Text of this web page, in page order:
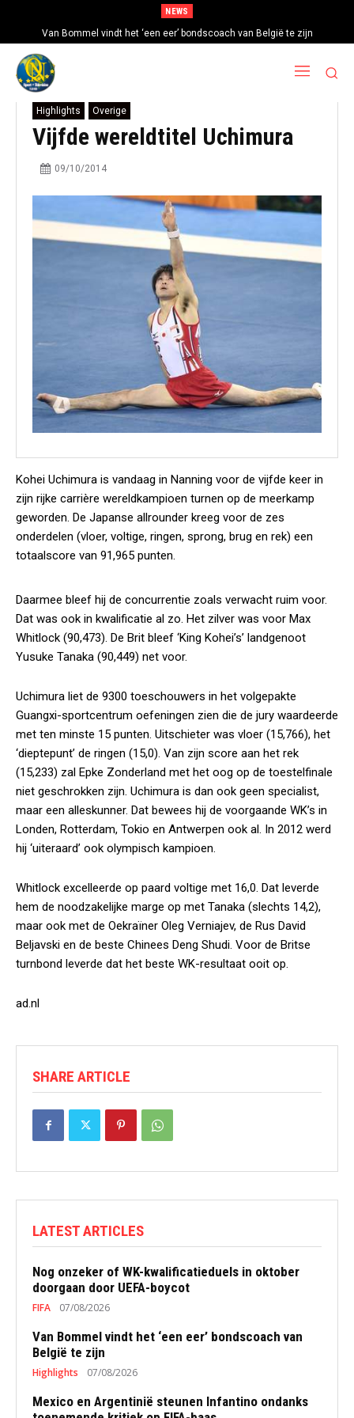
NEWS
Van Bommel vindt het ‘een eer’ bondscoach van België te zijn
Highlights Overige
Vijfde wereldtitel Uchimura
09/10/2014
Kohei Uchimura is vandaag in Nanning voor de vijfde keer in
zijn rijke carrière wereldkampioen turnen op de meerkamp
geworden. De Japanse allrounder kreeg voor de zes
onderdelen (vloer, voltige, ringen, sprong, brug en rek) een
totaalscore van 91,965 punten.
Daarmee bleef hij de concurrentie zoals verwacht ruim voor.
Dat was ook in kwalificatie al zo. Het zilver was voor Max
Whitlock (90,473). De Brit bleef ‘King Kohei’s’ landgenoot
Yusuke Tanaka (90,449) net voor.
Uchimura liet de 9300 toeschouwers in het volgepakte
Guangxi-sportcentrum oefeningen zien die de jury waardeerde
met ten minste 15 punten. Uitschieter was vloer (15,766), het
‘dieptepunt’ de ringen (15,0). Van zijn score aan het rek
(15,233) zal Epke Zonderland met het oog op de toestelfinale
niet geschrokken zijn. Uchimura is dan ook geen specialist,
maar een alleskunner. Dat bewees hij de voorgaande WK’s in
Londen, Rotterdam, Tokio en Antwerpen ook al. In 2012 werd
hij ‘uiteraard’ ook olympisch kampioen.
Whitlock excelleerde op paard voltige met 16,0. Dat leverde
hem de noodzakelijke marge op met Tanaka (slechts 14,2),
maar ook met de Oekraïner Oleg Verniajev, de Rus David
Beljavski en de beste Chinees Deng Shudi. Voor de Britse
turnbond leverde dat het beste WK-resultaat ooit op.
ad.nl
SHARE ARTICLE
LATEST ARTICLES
Nog onzeker of WK-kwalificatieduels in oktober
doorgaan door UEFA-boycot
FIFA 07/08/2026
Van Bommel vindt het ‘een eer’ bondscoach van
België te zijn
Highlights 07/08/2026
Mexico en Argentinië steunen Infantino ondanks